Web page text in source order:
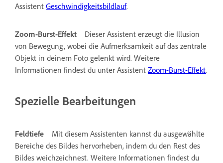
Assistent Geschwindigkeitsbildlauf.
Zoom-Burst-Effekt
Dieser Assistent erzeugt die Illusion
von Bewegung, wobei die Aufmerksamkeit auf das zentrale
Objekt in deinem Foto gelenkt wird. Weitere
Informationen findest du unter Assistent Zoom-Burst-Effekt.
Spezielle Bearbeitungen
Feldtiefe
Mit diesem Assistenten kannst du ausgewählte
Bereiche des Bildes hervorheben, indem du den Rest des
Bildes weichzeichnest. Weitere Informationen findest du